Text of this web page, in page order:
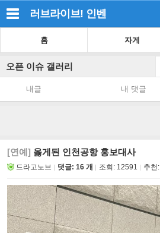
러브라이브! 인벤
홈 자게
오픈 이슈 갤러리
내글 내 댓글
[연예] 옳게된 인천공항 홍보대사
드라고노브 댓글: 16 개 조회: 12591 추천: